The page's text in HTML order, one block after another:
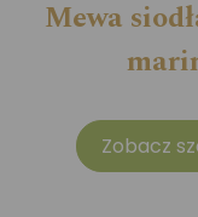
Mewa
Zobacz